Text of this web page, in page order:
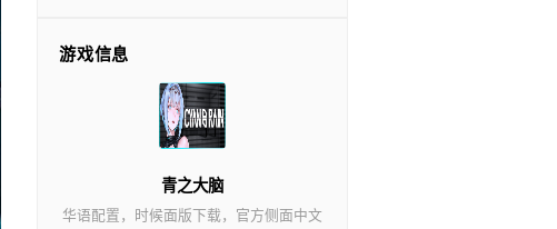
游戏信息
青之大脑
华语配置，时候面版下载，官方侧面中文